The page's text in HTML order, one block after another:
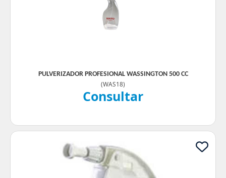
PULVERIZADOR PROFESIONAL WASSINGTON 500 CC
(WAS18)
Consultar